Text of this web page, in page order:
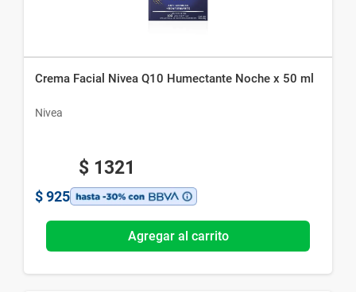
Crema Facial Nivea Q10 Humectante Noche x 50 ml
Nivea
$ 1321
$ 925
Agregar al carrito